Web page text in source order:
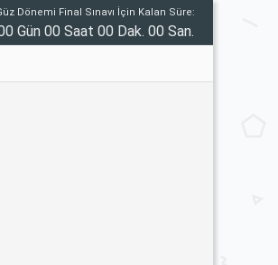
Dönemi Final Sınavı İçin Kalan Süre:
Gün 00 Saat 00 Dak. 00 San.